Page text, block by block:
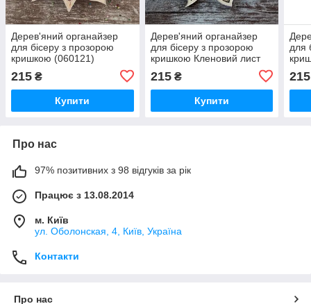
Дерев'яний органайзер
для бісеру з прозорою
кришкою (060121)
215 ₴
Купити
Дерев'яний органайзер
для бісеру з прозорою
кришкою Кленовий лист
215₴
Купити
для
215
Про нас
97% позитивних з 98 відгуків за рік
Працює з 13.08.2014
м. Київ
ул. Оболонская, 4, Київ, Україна
Контакти
Про нас